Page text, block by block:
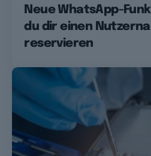
Neue WhatsApp-
du dir einen
reservieren